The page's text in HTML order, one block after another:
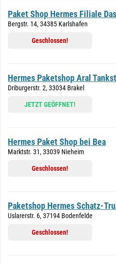
Paket Shop Hermes Filiale
Bergstr. 14, 34385 Karlshafen
Geschlossen!
Hermes Paketshop Aral
Driburgerstr. 2, 33034 Brakel
JETZT GEÖFFNET!
Hermes Paket Shop bei Bea
Marktstr. 31, 33039 Nieheim
Geschlossen!
Paketshop Hermes Schatz-
Uslarerstr. 6, 37194 Bodenfelde
Geschlossen!